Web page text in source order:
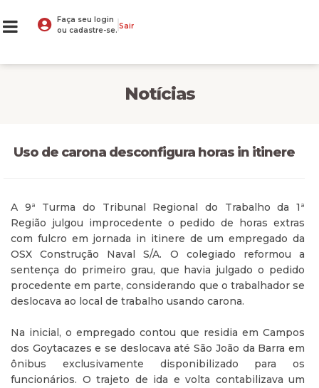
Faça seu login
ou cadastre-se. Sair
Notícias
Uso de carona desconfigura horas in itinere
A 9ª Turma do Tribunal Regional do Trabalho da 1ª
Região julgou improcedente o pedido de horas extras
com fulcro em jornada in itinere de um empregado da
OSX Construção Naval S/A. O colegiado reformou a
sentença do primeiro grau, que havia julgado o pedido
procedente em parte, considerando que o trabalhador se
deslocava ao local de trabalho usando carona.
Na inicial, o empregado contou que residia em Campos
dos Goytacazes e se deslocava até São João da Barra em
ônibus exclusivamente disponibilizado para os
funcionários. O trajeto de ida e volta contabilizava um